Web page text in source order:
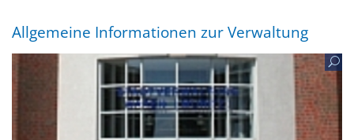
Allgemeine Informationen zur Verwaltung